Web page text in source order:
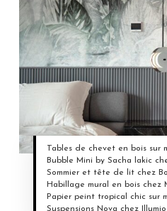
Tables de chevet en bois sur
Bubble Mini by Sacha lakic
Sommier et tête de lit chez
Habillage mural en bois chez
Papier peint tropical chic sur
Suspensions Nova chez Illumio